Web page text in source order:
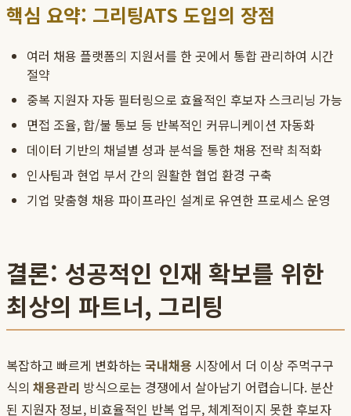
핵심 요약: 그리팅ATS 도입의 장점
여러 채용 플랫폼의 지원서를 한 곳에서 통합 관리하여 시간
절약
중복 지원자 자동 필터링으로 효율적인 후보자 스크리닝 가능
면접 조율, 합/불 통보 등 반복적인 커뮤니케이션 자동화
데이터 기반의 채널별 성과 분석을 통한 채용 전략 최적화
인사팀과 현업 부서 간의 원활한 협업 환경 구축
기업 맞춤형 채용 파이프라인 설계로 유연한 프로세스 운영
결론: 성공적인 인재 확보를 위한
최상의 파트너, 그리팅
복잡하고 빠르게 변화하는 국내채용 시장에서 더 이상 주먹구구
식의 채용관리 방식으로는 경쟁에서 살아남기 어렵습니다. 분산
된 지원자 정보, 비효율적인 반복 업무, 체계적이지 못한 후보자